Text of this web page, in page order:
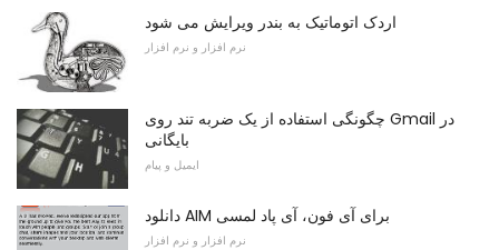
اردک اتوماتیک به بندر ویرایش می شود
نرم افزار و نرم افزار
چگونگی استفاده از یک ضربه تند روی Gmail در
بایگانی
ایمیل و پیام
دانلود AIM برای آی فون، آی پاد لمسی
نرم افزار و نرم افزار